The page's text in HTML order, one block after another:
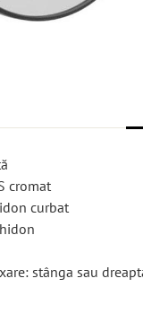
cromat
curbat
stânga sau